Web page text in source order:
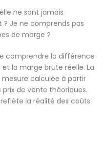
ne sont jamais
Je ne comprends pas
de marge ?
comprendre la différence
la marge brute réelle. La
calculée à partir
de vente théoriques.
la réalité des coûts